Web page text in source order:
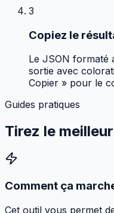
3
Copiez le
Le JSON formaté
sortie avec
Copier » pour le
Guides pratiques
Tirez le
Comment ça
Cet outil vous permet